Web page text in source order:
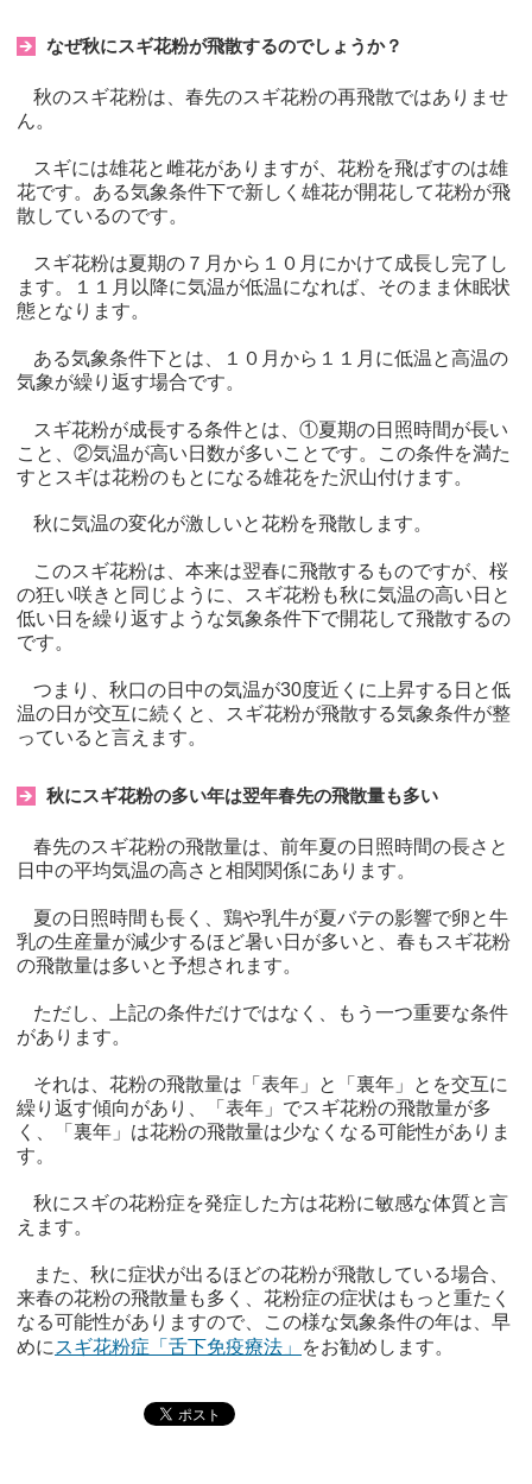
なぜ秋にスギ花粉が飛散するのでしょうか？
秋のスギ花粉は、春先のスギ花粉の再飛散ではありませ
ん。
スギには雄花と雌花がありますが、花粉を飛ばすのは雄
花です。ある気象条件下で新しく雄花が開花して花粉が飛
散しているのです。
スギ花粉は夏期の７月から１０月にかけて成長し完了し
ます。１１月以降に気温が低温になれば、そのまま休眠状
態となります。
ある気象条件下とは、１０月から１１月に低温と高温の
気象が繰り返す場合です。
スギ花粉が成長する条件とは、①夏期の日照時間が長い
こと、②気温が高い日数が多いことです。この条件を満た
すとスギは花粉のもとになる雄花をた沢山付けます。
秋に気温の変化が激しいと花粉を飛散します。
このスギ花粉は、本来は翌春に飛散するものですが、桜
の狂い咲きと同じように、スギ花粉も秋に気温の高い日と
低い日を繰り返すような気象条件下で開花して飛散するの
です。
つまり、秋口の日中の気温が30度近くに上昇する日と低
温の日が交互に続くと、スギ花粉が飛散する気象条件が整
っていると言えます。
秋にスギ花粉の多い年は翌年春先の飛散量も多い
春先のスギ花粉の飛散量は、前年夏の日照時間の長さと
日中の平均気温の高さと相関関係にあります。
夏の日照時間も長く、鶏や乳牛が夏バテの影響で卵と牛
乳の生産量が減少するほど暑い日が多いと、春もスギ花粉
の飛散量は多いと予想されます。
ただし、上記の条件だけではなく、もう一つ重要な条件
があります。
それは、花粉の飛散量は「表年」と「裏年」とを交互に
繰り返す傾向があり、「表年」でスギ花粉の飛散量が多
く、「裏年」は花粉の飛散量は少なくなる可能性がありま
す。
秋にスギの花粉症を発症した方は花粉に敏感な体質と言
えます。
また、秋に症状が出るほどの花粉が飛散している場合、
来春の花粉の飛散量も多く、花粉症の症状はもっと重たく
なる可能性がありますので、この様な気象条件の年は、早
めに スギ花粉症「舌下免疫療法」 をお勧めします。